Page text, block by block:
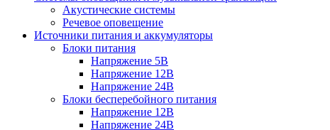
Акустические системы
Речевое оповещение
Источники питания и аккумуляторы
Блоки питания
Напряжение 5В
Напряжение 12В
Напряжение 24В
Блоки бесперебойного питания
Напряжение 12В
Напряжение 24В